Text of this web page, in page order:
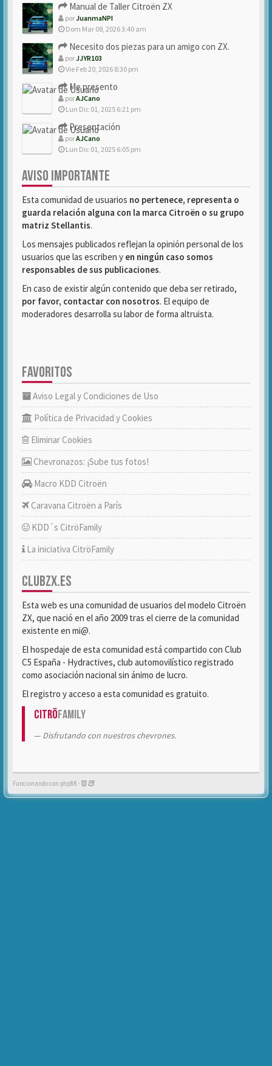
Manual de Taller Citroën ZX
porJuanmaNPI
Dom Mar 08, 2026 3:40 am
Necesito dos piezas para un amigo con ZX.
porJJYR103
Vie Feb 20, 2026 8:30 pm
Me presento
porAJCano
Lun Dic 01, 2025 6:21 pm
Presentación
porAJCano
Lun Dic 01, 2025 6:05 pm
AVISO IMPORTANTE
Esta comunidad de usuarios no pertenece, representa o
guarda relación alguna con la marca Citroën o su grupo
matriz Stellantis.
Los mensajes publicados reflejan la opinión personal de los
usuarios que las escriben y en ningún caso somos
responsables de sus publicaciones.
En caso de existir algún contenido que deba ser retirado,
por favor, contactar con nosotros. El equipo de
moderadores desarrolla su labor de forma altruista.
FAVORITOS
Aviso Legal y Condiciones de Uso
Política de Privacidad y Cookies
Eliminar Cookies
Chevronazos: ¡Sube tus fotos!
Macro KDD Citroën
Caravana Citroën a París
KDD´s CitröFamily
La iniciativa CitröFamily
CLUBZX.ES
Esta web es una comunidad de usuarios del modelo Citroën
ZX, que nació en el año 2009 tras el cierre de la comunidad
existente en mi@.
El hospedaje de esta comunidad está compartido con Club
C5 España - Hydractives, club automovilístico registrado
como asociación nacional sin ánimo de lucro.
El registro y acceso a esta comunidad es gratuito.
CitröFamily
Disfrutando con nuestros chevrones.
Funcionando con phpBB -